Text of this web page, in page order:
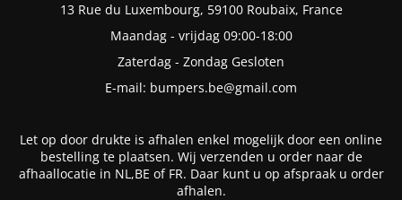
13 Rue du Luxembourg, 59100 Roubaix, France
Maandag - vrijdag 09:00-18:00
Zaterdag - Zondag Gesloten
E-mail: bumpers.be@gmail.com
Let op door drukte is afhalen enkel mogelijk door een online
bestelling te plaatsen. Wij verzenden u order naar de
afhaallocatie in NL,BE of FR. Daar kunt u op afspraak u order
afhalen.